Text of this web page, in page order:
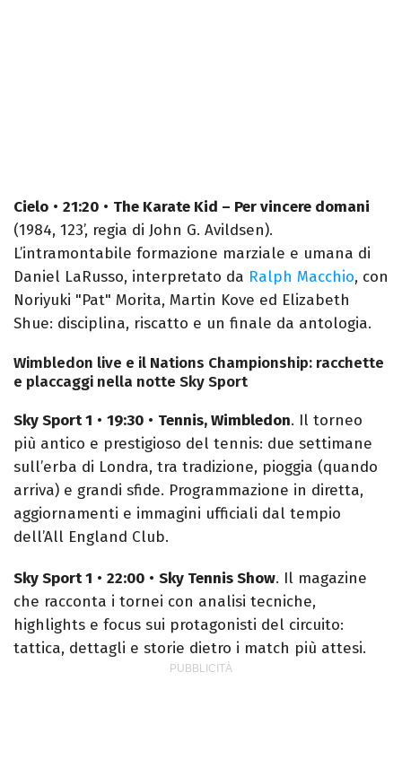
Cielo • 21:20 • The Karate Kid – Per vincere domani
(1984, 123’, regia di John G. Avildsen).
L’intramontabile formazione marziale e umana di
Daniel LaRusso, interpretato da Ralph Macchio, con
Noriyuki "Pat" Morita, Martin Kove ed Elizabeth
Shue: disciplina, riscatto e un finale da antologia.
Wimbledon live e il Nations Championship: racchette
e placcaggi nella notte Sky Sport
Sky Sport 1 • 19:30 • Tennis, Wimbledon. Il torneo
più antico e prestigioso del tennis: due settimane
sull’erba di Londra, tra tradizione, pioggia (quando
arriva) e grandi sfide. Programmazione in diretta,
aggiornamenti e immagini ufficiali dal tempio
dell’All England Club.
Sky Sport 1 • 22:00 • Sky Tennis Show. Il magazine
che racconta i tornei con analisi tecniche,
highlights e focus sui protagonisti del circuito:
tattica, dettagli e storie dietro i match più attesi.